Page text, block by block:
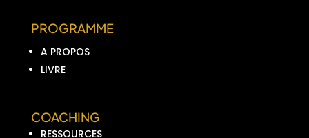
PROGRAMME
A PROPOS
LIVRE
COACHING
RESSOURCES